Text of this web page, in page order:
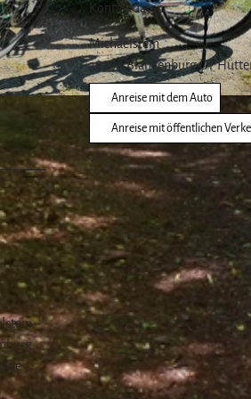
Kontaktdaten
Michaelstein
38889Blankenburg OT
Anreise mit dem Auto
Anreise mit öffentlichen